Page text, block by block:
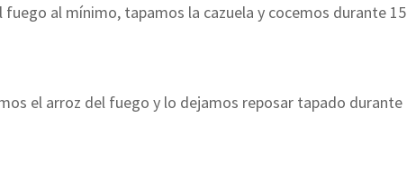
al mí­nimo, tapamos la cazuela y cocemos durante 15
el arroz del fuego y lo dejamos reposar tapado durante